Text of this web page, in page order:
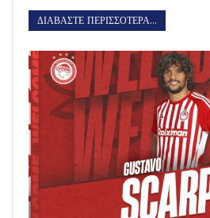
ΔΙΑΒΑΣΤΕ ΠΕΡΙΣΣΟΤΕΡΑ...